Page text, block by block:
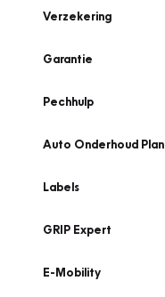
Verzekering
Garantie
Pechhulp
Auto Onderhoud Plan
Labels
GRIP Expert
E-Mobility